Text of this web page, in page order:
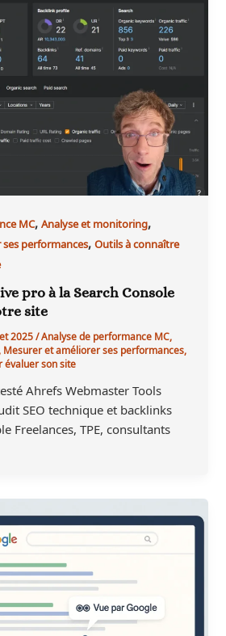
MC,Analyse et monitoring,
performances,Outils à connaître
pro à la Search Console
site
2025/Analyse de performance MC,
,Mesurer et améliorer ses performances,
évaluer son site
Ahrefs Webmaster Tools
SEO technique et backlinks
Freelances, TPE, consultants